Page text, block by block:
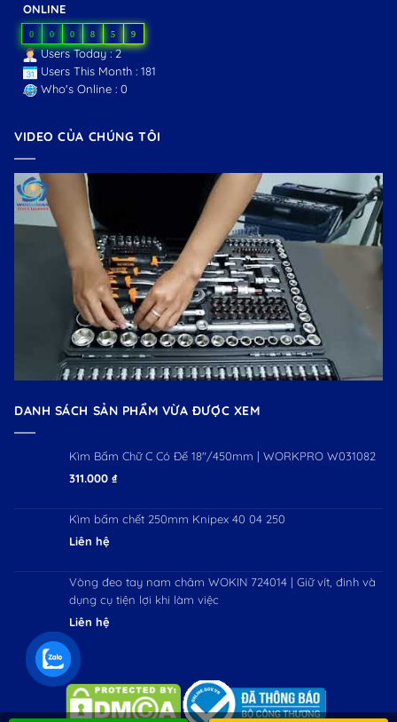
ONLINE
0 0 0 8 5 9
Users Today : 2
Users This Month : 181
Who's Online : 0
VIDEO CỦA CHÚNG TÔI
DANH SÁCH SẢN PHẨM VỪA ĐƯỢC XEM
Kìm Bấm Chữ C Có Đế 18"/450mm | WORKPRO W031082
311.000 ₫
Kìm bấm chết 250mm Knipex 40 04 250
Liên hệ
Vòng đeo tay nam châm WOKIN 724014 | Giữ vít, đinh và
dụng cụ tiện lợi khi làm việc
Liên hệ